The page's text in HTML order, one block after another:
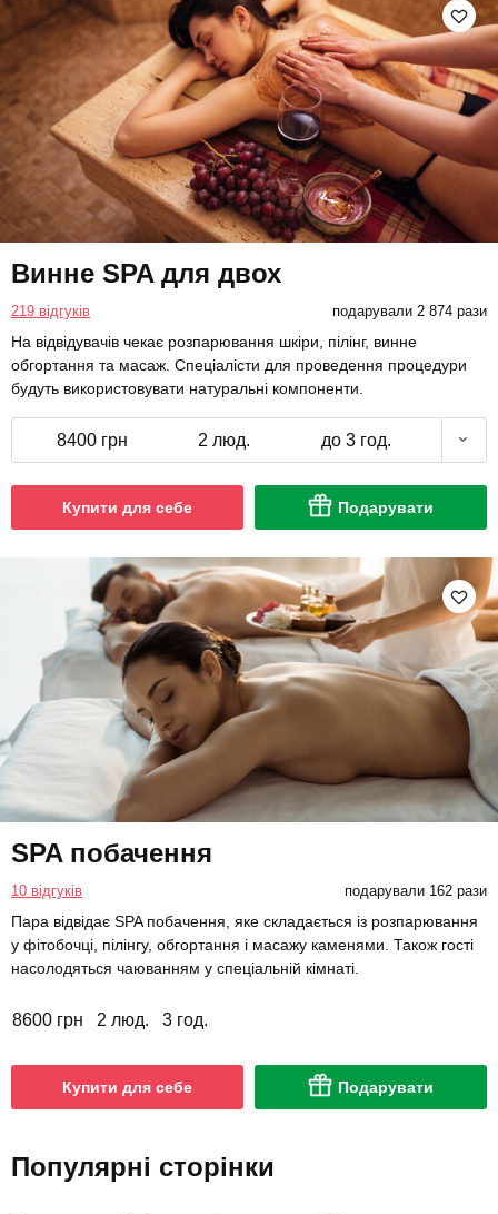
Винне SPA для двох
219 відгуків подарували 2 874 рази
На відвідувачів чекає розпарювання шкіри, пілінг, винне
обгортання та масаж. Спеціалісти для проведення процедури
будуть використовувати натуральні компоненти.
8400 грн 2 люд. до 3 год.
Купити для себе Подарувати
SPA побачення
10 відгуків подарували 162 рази
Пара відвідає SPA побачення, яке складається із розпарювання
у фітобочці, пілінгу, обгортання і масажу каменями. Також гості
насолодяться чаюванням у спеціальній кімнаті.
8600 грн 2 люд. 3 год.
Купити для себе Подарувати
Популярні сторінки